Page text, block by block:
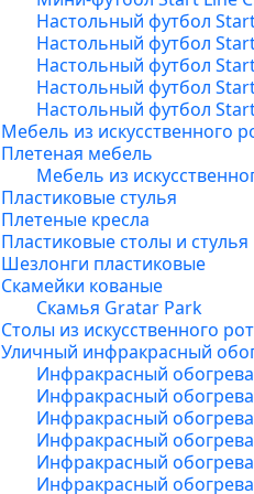
Настольный футбол
Настольный футбол
Настольный футбол
Настольный футбол
Настольный футбол
Мебель из искусственного
Плетеная мебель
Мебель из
Пластиковые стулья
Плетеные кресла
Пластиковые столы и стулья
Шезлонги пластиковые
Скамейки кованые
Скамья Gratar Park
Столы из искусственного
Уличный инфракрасный
Инфракрасный
Инфракрасный
Инфракрасный
Инфракрасный
Инфракрасный
Инфракрасный